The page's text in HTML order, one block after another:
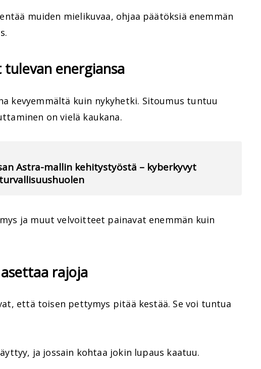
muiden mielikuvaa, ohjaa päätöksiä enemmän
tulevan energiansa
kevyemmältä kuin nykyhetki. Sitoumus tuntuu
on vielä kaukana.
Astra-mallin kehitystyöstä – kyberkyvyt
ja muut velvoitteet painavat enemmän kuin
rajoja
että toisen pettymys pitää kestää. Se voi tuntua
ja jossain kohtaa jokin lupaus kaatuu.